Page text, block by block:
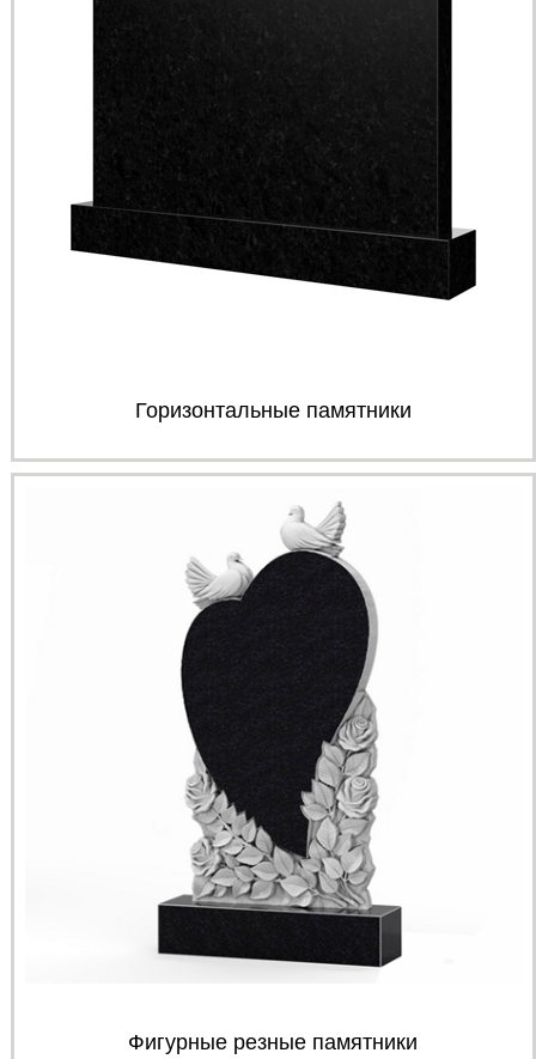
Горизонтальные памятники
Фигурные резные памятники